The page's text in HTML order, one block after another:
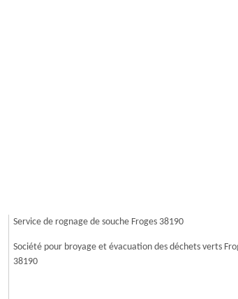
Service de rognage de souche Froges 38190
Société pour broyage et évacuation des déchets verts
38190